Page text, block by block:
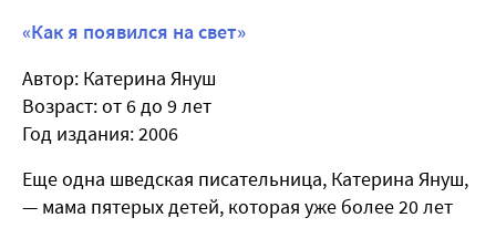
«Как я появился на свет»
Автор: Катерина Януш
Возраст: от 6 до 9 лет
Год издания: 2006
Еще одна шведская писательница, Катерина Януш,
— мама пятерых детей, которая уже более 20 лет